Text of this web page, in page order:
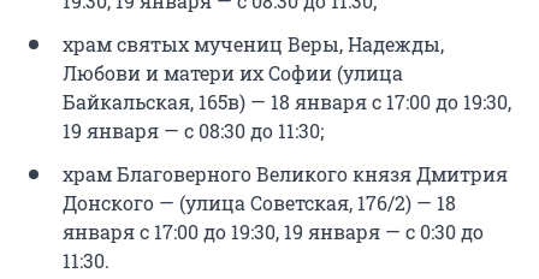
храм святых мучениц Веры, Надежды,
Любови и матери их Софии (улица
Байкальская, 165в) — 18 января с 17:00 до 19:30,
19 января — с 08:30 до 11:30;
храм Благоверного Великого князя Дмитрия
Донского — (улица Советская, 176/2) — 18
января с 17:00 до 19:30, 19 января — с 0:30 до
11:30.